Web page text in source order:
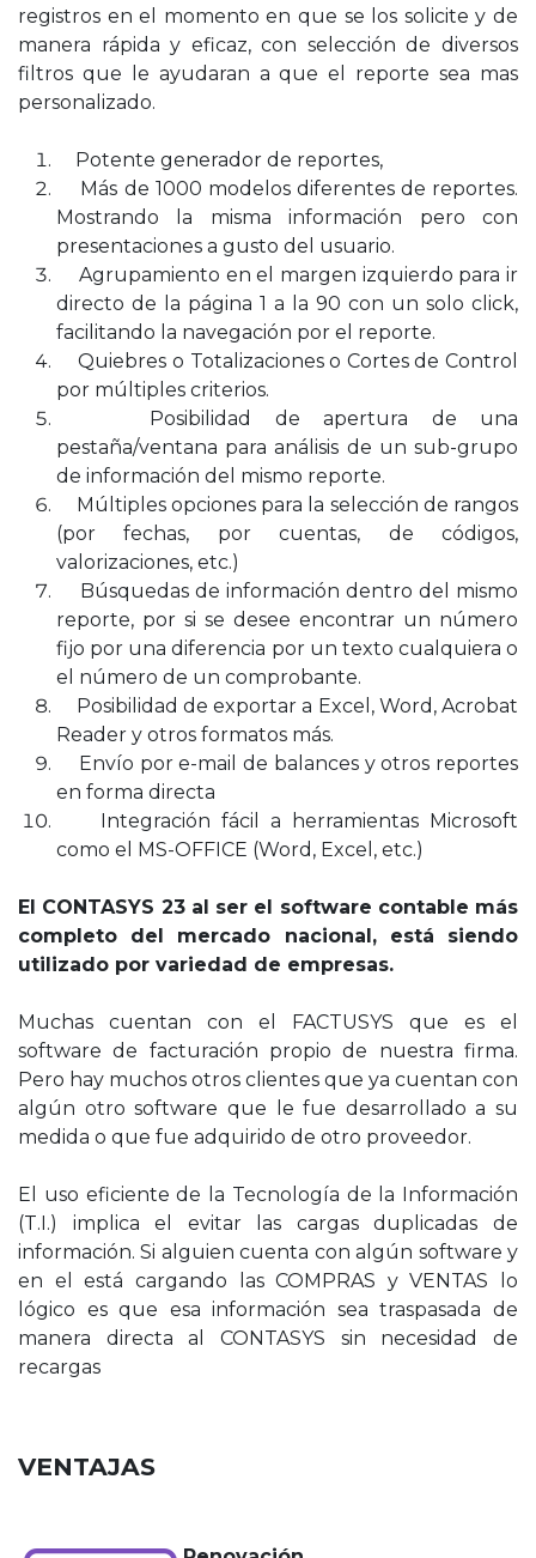
registros en el momento en que se los solicite y de
manera rápida y eficaz, con selección de diversos
filtros que le ayudaran a que el reporte sea mas
personalizado.
Potente generador de reportes,
Más de 1000 modelos diferentes de reportes.
Mostrando la misma información pero con
presentaciones a gusto del usuario.
Agrupamiento en el margen izquierdo para ir
directo de la página 1 a la 90 con un solo click,
facilitando la navegación por el reporte.
Quiebres o Totalizaciones o Cortes de Control
por múltiples criterios.
Posibilidad de apertura de una
pestaña/ventana para análisis de un sub-grupo
de información del mismo reporte.
Múltiples opciones para la selección de rangos
(por fechas, por cuentas, de códigos,
valorizaciones, etc.)
Búsquedas de información dentro del mismo
reporte, por si se desee encontrar un número
fijo por una diferencia por un texto cualquiera o
el número de un comprobante.
Posibilidad de exportar a Excel, Word, Acrobat
Reader y otros formatos más.
Envío por e-mail de balances y otros reportes
en forma directa
Integración fácil a herramientas Microsoft
como el MS-OFFICE (Word, Excel, etc.)
El CONTASYS 23 al ser el software contable más
completo del mercado nacional, está siendo
utilizado por variedad de empresas.
Muchas cuentan con el FACTUSYS que es el
software de facturación propio de nuestra firma.
Pero hay muchos otros clientes que ya cuentan con
algún otro software que le fue desarrollado a su
medida o que fue adquirido de otro proveedor.
El uso eficiente de la Tecnología de la Información
(T.I.) implica el evitar las cargas duplicadas de
información. Si alguien cuenta con algún software y
en el está cargando las COMPRAS y VENTAS lo
lógico es que esa información sea traspasada de
manera directa al CONTASYS sin necesidad de
recargas
VENTAJAS